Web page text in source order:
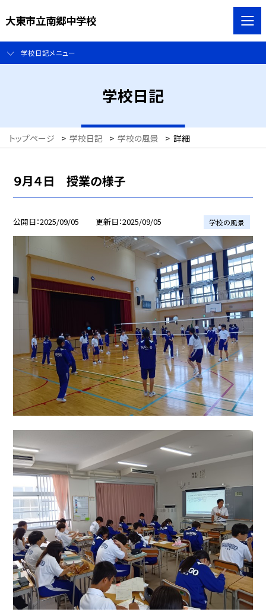
大東市立南郷中学校
学校日記メニュー
学校日記
トップページ > 学校日記 > 学校の風景 > 詳細
９月４日 授業の様子
公開日 2025/09/05 更新日 2025/09/05 学校の風景